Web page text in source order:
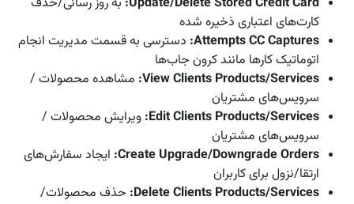
کارت‌های اعتباری ذخیره شده
Attempts CC Captures
: دسترسی به قسمت مدیریت انجام
اتوماتیک کار‌ها مانند کرون جاب‌ها
View Clients Products/Services
: مشاهده محصولات /
سرویس‌های مشتریان
Edit Clients Products/Services
: ویرایش محصولات /
سرویس‌های مشتریان
Create Upgrade/Downgrade Orders
: ایجاد سفارش‌های
ارتقا/نزول برای کاربران
Delete Clients Products/Services
: حذف محصولات/